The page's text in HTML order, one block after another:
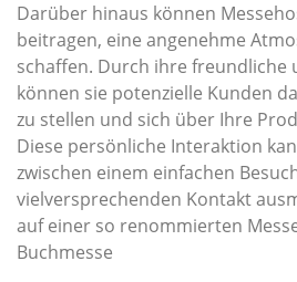
Darüber hinaus können
beitragen, eine angenehme
schaffen. Durch ihre freundliche
können sie potenzielle Kunden
zu stellen und sich über Ihre
Diese persönliche Interaktion
zwischen einem einfachen
vielversprechenden Kontakt
auf einer so renommierten
Buchmesse